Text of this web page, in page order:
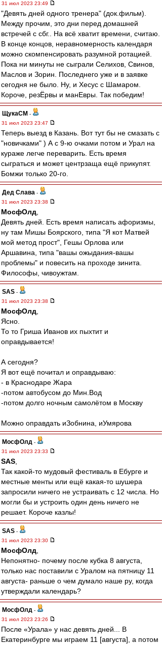
31 июл 2023 23:49
"Девять дней одного тренера" (док.фильм).
Между прочим, это дни перед домашней
встречей с сбг.. На всё хватит времени, считаю.
В конце концов, неравномерность календаря
можно скомпенсировать разумной ротацией.
Пока ни минуты не сыграли Селихов, Свинов,
Маслов и Зорин. Последнего уже и в заявке
сегодня не было. Ну, и Хесус с Шамаром.
Короче, резЁрвы и манЕвры. Так победим!
ЩукаСМ -
31 июл 2023 23:47
Теперь выезд в Казань. Вот тут бы не смазать с
"новичками" ) А с 9-ю очками потом и Урал на
кураже легче переварить. Есть время
сыграться и может центрзаща ещё прикупят.
Бомжи только 20-го.
Дед Слава -
31 июл 2023 23:38
МосфОлд
Девять дней. Есть время написать афоризмы,
ну там Мишы Боярского, типа "Я кот Матвей
мой метод прост", Гешы Орлова или
Аршавина, типа "вашы ожыдания-вашы
проблемы" и повесить на проходе зинита.
Философы, чивоужтам.
SAS -
31 июл 2023 23:38
МосфОлд
Ясно.
То то Гриша Иванов их пыхтит и
оправдывается!
А сегодня?
Я вот ещё почитал и оправдываю:
- в Краснодаре Жара
-потом автобусом до Мин.Вод
-потом долго ночным самолётом в Москву
Можно оправдать иЗобнина, иУмярова
МосфОлд -
31 июл 2023 23:33
SAS
Так какой-то мудовый фестиваль в Ебурге и
местные менты или ещё какая-то шушера
запросили ничего не устраивать с 12 числа. Но
могли бы и устроить один день ничего не
решает. Короче казлы!
SAS -
31 июл 2023 23:30
МосфОлд
Непонятно- почему после кубка 8 августа,
только нас поставили с Уралом на пятницу 11
августа- раньше о чем думало наше ру, когда
утверждали календарь?
МосфОлд -
31 июл 2023 23:26
После «Урала» у нас девять дней... В
Екатеринбурге мы играем 11 [августа], а потом